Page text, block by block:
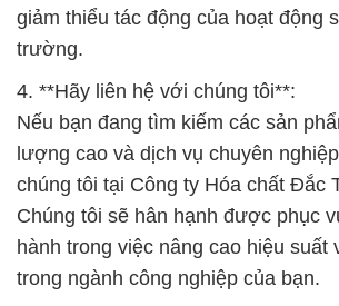
giảm thiểu tác động của hoạt động
trường.
4. **Hãy liên hệ với chúng tôi**:
Nếu bạn đang tìm kiếm các sản
lượng cao và dịch vụ chuyên
chúng tôi tại Công ty Hóa chất Đắc
Chúng tôi sẽ hân hạnh được phục
hành trong việc nâng cao hiệu suất
trong ngành công nghiệp của bạn.